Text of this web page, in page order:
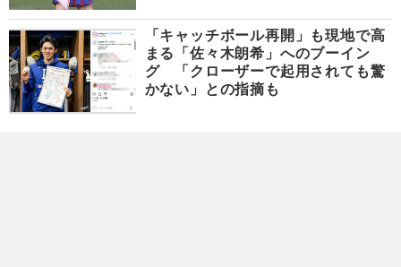
「キャッチボール再開」も現地で高
まる「佐々木朗希」へのブーイン
グ 「クローザーで起用されても驚
かない」との指摘も